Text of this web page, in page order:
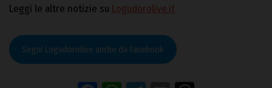
Leggi le altre notizie su Logudorolive.it
Segui Logudorolive anche da Facebook